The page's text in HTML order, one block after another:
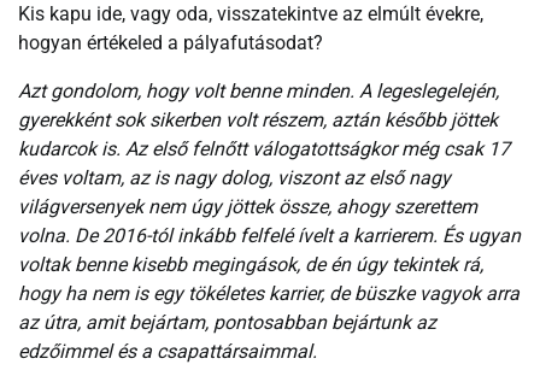
Kis kapu ide, vagy oda, visszatekintve az elmúlt évekre,
hogyan értékeled a pályafutásodat?
Azt gondolom, hogy volt benne minden. A legeslegelején,
gyerekként sok sikerben volt részem, aztán később jöttek
kudarcok is. Az első felnőtt válogatottságkor még csak 17
éves voltam, az is nagy dolog, viszont az első nagy
világversenyek nem úgy jöttek össze, ahogy szerettem
volna. De 2016-tól inkább felfelé ívelt a karrierem. És ugyan
voltak benne kisebb megingások, de én úgy tekintek rá,
hogy ha nem is egy tökéletes karrier, de büszke vagyok arra
az útra, amit bejártam, pontosabban bejártunk az
edzőimmel és a csapattársaimmal.